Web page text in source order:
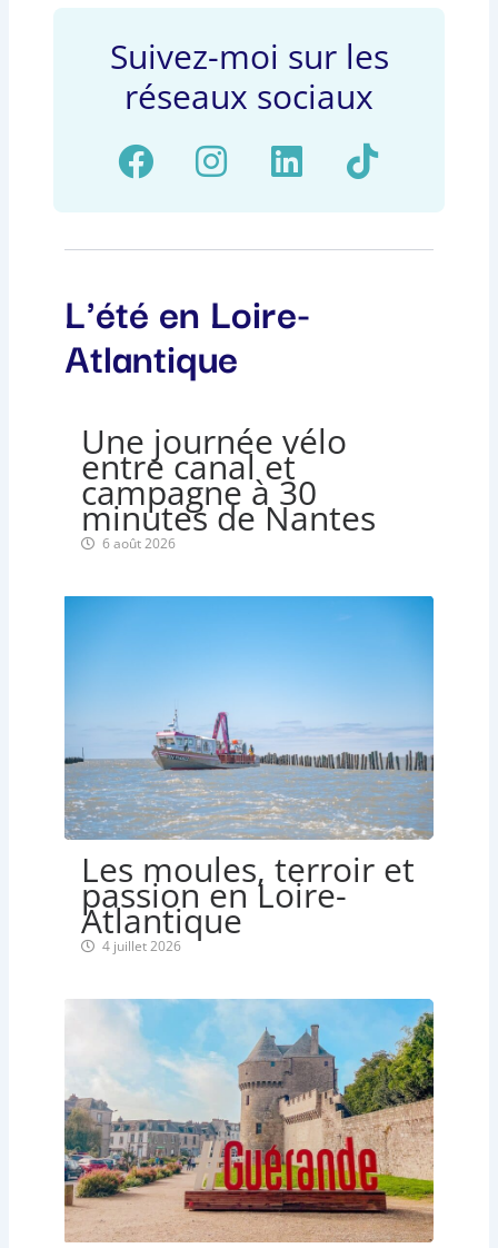
Suivez-moi sur les
réseaux sociaux
F
a
e
b
o
o
I
n
t
a
g
r
m
L
i
k
e
d
T
i
t
L'été en Loire-
Atlantique
Une journée vélo
entre canal et
campagne à 30
minutes de Nantes
6 août 2026
Les moules, terroir et
passion en Loire-
Atlantique
4 juillet 2026